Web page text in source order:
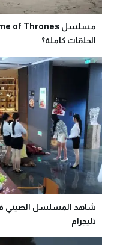
الحلقات كاملة؟
شاهد المسلسل الصيني
تليجرام